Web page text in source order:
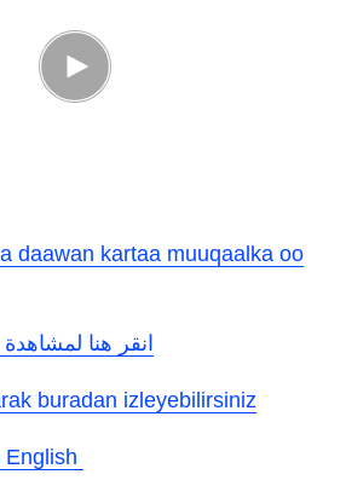
daawan kartaa muuqaalka oo
انقر هنا لمشاهدة
buradan izleyebilirsiniz
English